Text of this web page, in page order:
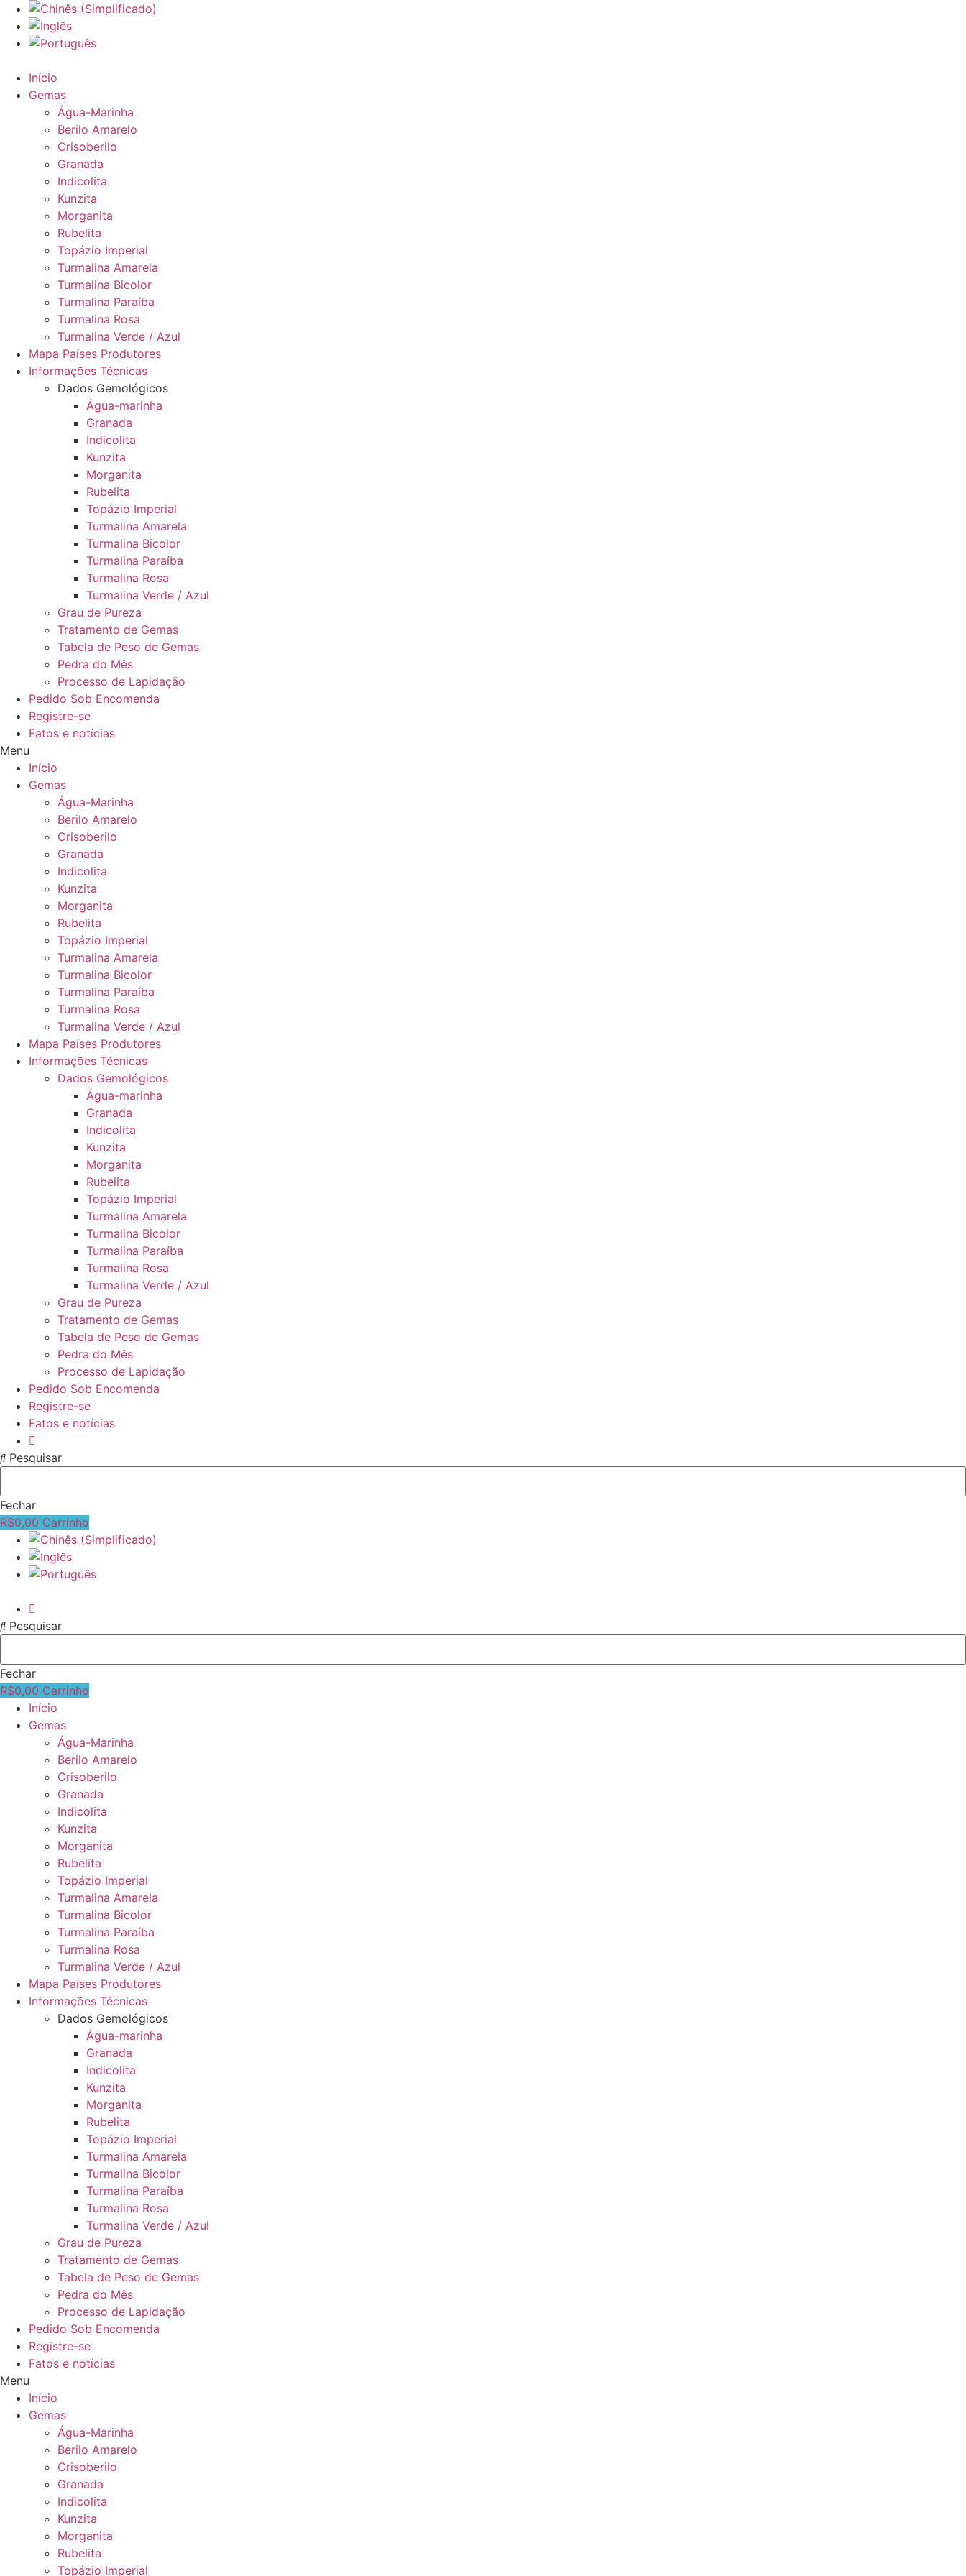
Início
Gemas
Água-Marinha
Berilo Amarelo
Crisoberilo
Granada
Indicolita
Kunzita
Morganita
Rubelita
Topázio Imperial
Turmalina Amarela
Turmalina Bicolor
Turmalina Paraíba
Turmalina Rosa
Turmalina Verde / Azul
Mapa Países Produtores
Informações Técnicas
Dados Gemológicos
Água-marinha
Granada
Indicolita
Kunzita
Morganita
Rubelita
Topázio Imperial
Turmalina Amarela
Turmalina Bicolor
Turmalina Paraíba
Turmalina Rosa
Turmalina Verde / Azul
Grau de Pureza
Tratamento de Gemas
Tabela de Peso de Gemas
Pedra do Mês
Processo de Lapidação
Pedido Sob Encomenda
Registre-se
Fatos e notícias
Menu
Início
Gemas
Água-Marinha
Berilo Amarelo
Crisoberilo
Granada
Indicolita
Kunzita
Morganita
Rubelita
Topázio Imperial
Turmalina Amarela
Turmalina Bicolor
Turmalina Paraíba
Turmalina Rosa
Turmalina Verde / Azul
Mapa Países Produtores
Informações Técnicas
Dados Gemológicos
Água-marinha
Granada
Indicolita
Kunzita
Morganita
Rubelita
Topázio Imperial
Turmalina Amarela
Turmalina Bicolor
Turmalina Paraíba
Turmalina Rosa
Turmalina Verde / Azul
Grau de Pureza
Tratamento de Gemas
Tabela de Peso de Gemas
Pedra do Mês
Processo de Lapidação
Pedido Sob Encomenda
Registre-se
Fatos e notícias
Pesquisar
Fechar
R$0,00 Carrinho
Pesquisar
Fechar
R$0,00 Carrinho
Início
Gemas
Água-Marinha
Berilo Amarelo
Crisoberilo
Granada
Indicolita
Kunzita
Morganita
Rubelita
Topázio Imperial
Turmalina Amarela
Turmalina Bicolor
Turmalina Paraíba
Turmalina Rosa
Turmalina Verde / Azul
Mapa Países Produtores
Informações Técnicas
Dados Gemológicos
Água-marinha
Granada
Indicolita
Kunzita
Morganita
Rubelita
Topázio Imperial
Turmalina Amarela
Turmalina Bicolor
Turmalina Paraíba
Turmalina Rosa
Turmalina Verde / Azul
Grau de Pureza
Tratamento de Gemas
Tabela de Peso de Gemas
Pedra do Mês
Processo de Lapidação
Pedido Sob Encomenda
Registre-se
Fatos e notícias
Menu
Início
Gemas
Água-Marinha
Berilo Amarelo
Crisoberilo
Granada
Indicolita
Kunzita
Morganita
Rubelita
Topázio Imperial